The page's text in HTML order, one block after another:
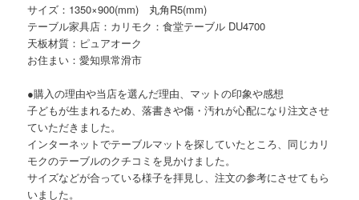
サイズ：1350×900(mm) 丸角R5(mm)
テーブル家具店：カリモク：食堂テーブル DU4700
天板材質：ピュアオーク
お住まい：愛知県常滑市
●購入の理由や当店を選んだ理由、マットの印象や感想
子どもが生まれるため、落書きや傷・汚れが心配になり注文させ
ていただきました。
インターネットでテーブルマットを探していたところ、同じカリ
モクのテーブルのクチコミを見かけました。
サイズなどが合っている様子を拝見し、注文の参考にさせてもら
いました。